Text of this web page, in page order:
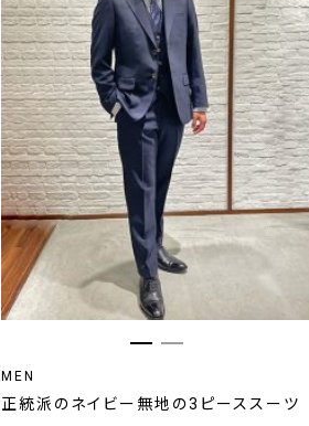
MEN
正統派のネイビー無地の3ピーススーツ